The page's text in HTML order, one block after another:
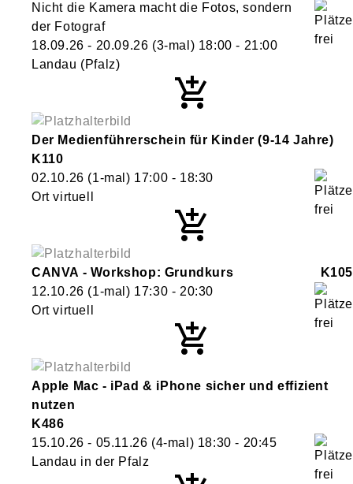
Nicht die Kamera macht die Fotos, sondern
der Fotograf
18.09.26 - 20.09.26 (3-mal) 18:00 - 21:00
Landau (Pfalz)
Der Medienführerschein für Kinder (9-14 Jahre)
K110
02.10.26 (1-mal) 17:00 - 18:30
Ort virtuell
CANVA - Workshop: Grundkurs
K105
12.10.26 (1-mal) 17:30 - 20:30
Ort virtuell
Apple Mac - iPad & iPhone sicher und effizient
nutzen
K486
15.10.26 - 05.11.26 (4-mal) 18:30 - 20:45
Landau in der Pfalz